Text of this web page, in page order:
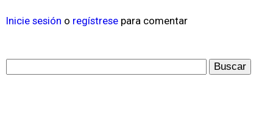
Inicie sesión o regístrese para comentar